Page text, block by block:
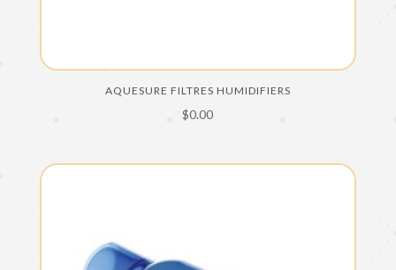
AQUESURE FILTRES HUMIDIFIERS
$0.00